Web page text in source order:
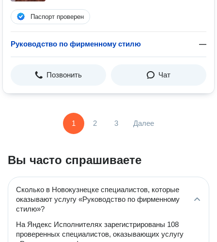
Паспорт проверен
Руководство по фирменному стилю —
Позвонить Чат
1 2 3 Далее
Вы часто спрашиваете
Сколько в Новокузнецке специалистов, которые
оказывают услугу «Руководство по фирменному
стилю»?
На Яндекс Исполнителях зарегистрированы 108
проверенных специалистов, оказывающих услугу